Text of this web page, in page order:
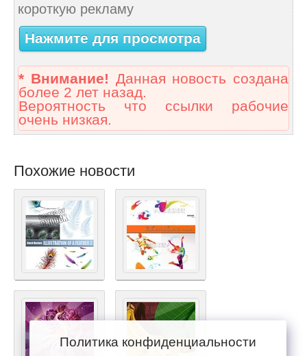
короткую рекламу
Нажмите для просмотра
* Внимание! Данная новость создана
более 2 лет назад.
Вероятность что ссылки рабочие
очень низкая.
Похожие новости
Политика конфиденциальности